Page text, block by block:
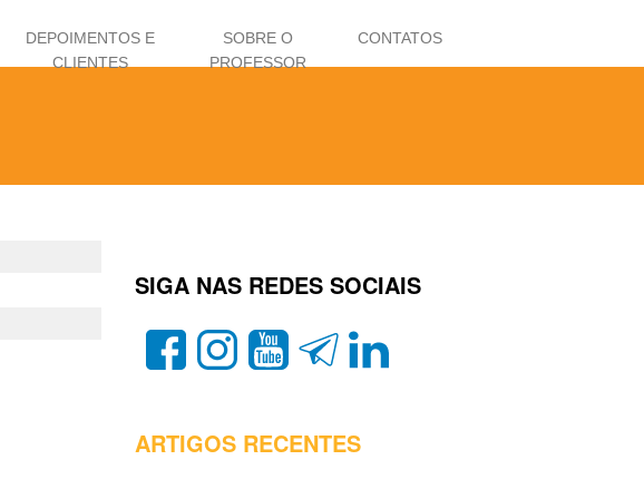
DEPOIMENTOS E
CLIENTES
SOBRE O
PROFESSOR
CONTATOS
SIGA NAS REDES SOCIAIS
ARTIGOS RECENTES